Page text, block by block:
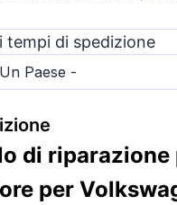
tempi di spedizione
Paese -
di riparazione
per